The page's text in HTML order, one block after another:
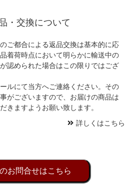
・交換について
ご都合による返品交換は基本的に応
着荷時点において明らかに輸送中の
認められた場合はこの限りではござ
ルにて当方へご連絡ください。その
がございますので、お届けの商品は
きますようお願い致します。
詳しくはこちら
お問合せはこちら